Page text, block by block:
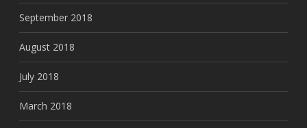
September 2018
August 2018
July 2018
March 2018